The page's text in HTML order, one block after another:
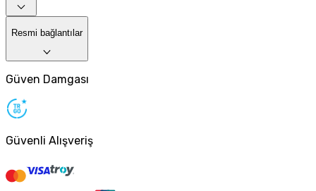
Resmi bağlantılar
Güven Damgası
Güvenli Alışveriş